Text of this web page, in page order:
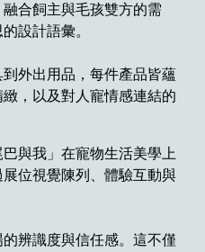
合飼主與毛孩雙方的需
設計語彙。
外出用品，每件產品皆蘊
，以及對人寵情感連結的
與我」在寵物生活美學上
位視覺陳列、體驗互動與
辨識度與信任感。這不僅